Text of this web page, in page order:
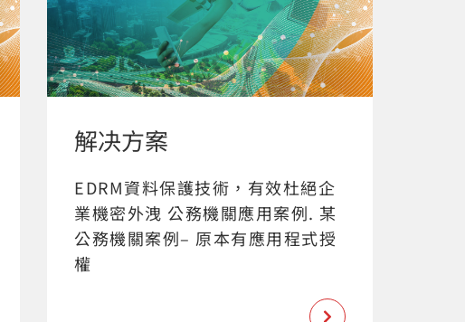
解决方案
EDRM資料保護技術，有效杜絕企
業機密外洩 公務機關應用案例. 某
公務機關案例– 原本有應用程式授
權